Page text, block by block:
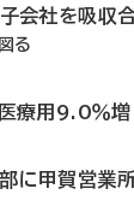
会社を吸収
る
医療用9.0％増
に甲賀営業